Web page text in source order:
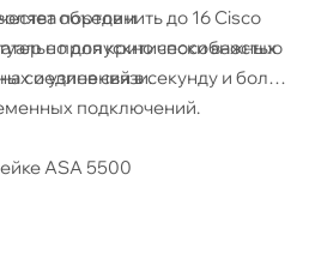
портов и
для критически важных
и узлов связи.
объединить до 16 Cisco
с пропускно способностью
соединений в секунду и более
подключений.
ASA 5500